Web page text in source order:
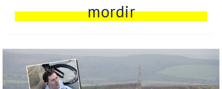
mordir
Tests de produits
Tendances
Tous nos articles